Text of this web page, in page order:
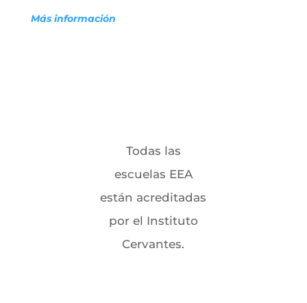
Más información
Todas las
escuelas EEA
están acreditadas
por el Instituto
Cervantes.